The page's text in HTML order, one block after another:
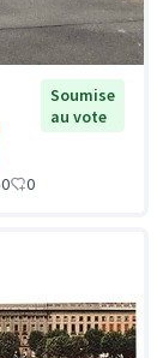
Soumise
au vote
0 0